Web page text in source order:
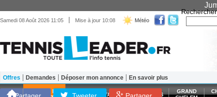
Samedi 08 Août 2026 11:05 | Mise à jour 10:08 Météo
Rechercher
Matériel Entraînement
SCORES EN
ATP WTA LES FRANÇAIS
GRAND
Offres Demandes Déposer mon annonce En savoir plus